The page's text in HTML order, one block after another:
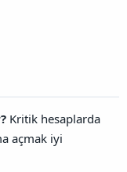
Kritik hesaplarda
açmak iyi